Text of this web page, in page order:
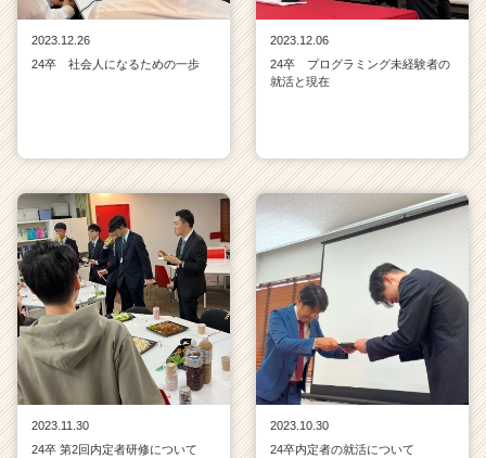
2023.12.26
24卒 社会人になるための一歩
2023.12.06
24卒 プログラミング未経験者の
就活と現在
2023.11.30
24卒 第2回内定者研修について
2023.10.30
24卒内定者の就活について